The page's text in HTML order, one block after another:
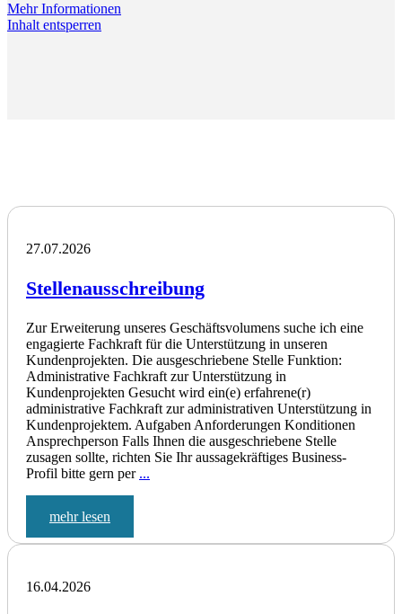
Mehr Informationen
Inhalt entsperren
27.07.2026
Stellenausschreibung
Zur Erweiterung unseres Geschäftsvolumens suche ich eine
engagierte Fachkraft für die Unterstützung in unseren
Kundenprojekten. Die ausgeschriebene Stelle Funktion:
Administrative Fachkraft zur Unterstützung in
Kundenprojekten Gesucht wird ein(e) erfahrene(r)
administrative Fachkraft zur administrativen Unterstützung in
Kundenprojektem. Aufgaben Anforderungen Konditionen
Ansprechperson Falls Ihnen die ausgeschriebene Stelle
zusagen sollte, richten Sie Ihr aussagekräftiges Business-
Profil bitte gern per ...
mehr lesen
16.04.2026